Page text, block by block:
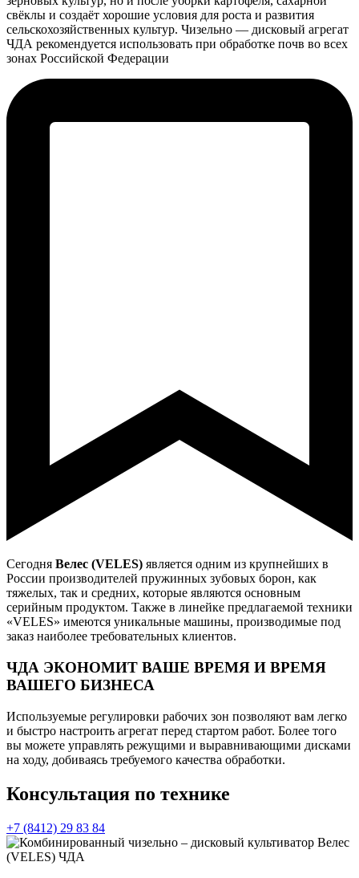
свёклы и создаёт хорошие условия для роста и развития
сельскохозяйственных культур. Чизельно — дисковый агрегат
ЧДА рекомендуется использовать при обработке почв во всех
зонах Российской Федерации
Сегодня Велес (VELES) является одним из крупнейших в
России производителей пружинных зубовых борон, как
тяжелых, так и средних, которые являются основным
серийным продуктом. Также в линейке предлагаемой техники
«VELES» имеются уникальные машины, производимые под
заказ наиболее требовательных клиентов.
ЧДА ЭКОНОМИТ ВАШЕ ВРЕМЯ И ВРЕМЯ
ВАШЕГО БИЗНЕСА
Используемые регулировки рабочих зон позволяют вам легко
и быстро настроить агрегат перед стартом работ. Более того
вы можете управлять режущими и выравнивающими дисками
на ходу, добиваясь требуемого качества обработки.
Консультация по технике
+7 (8412) 29 83 84